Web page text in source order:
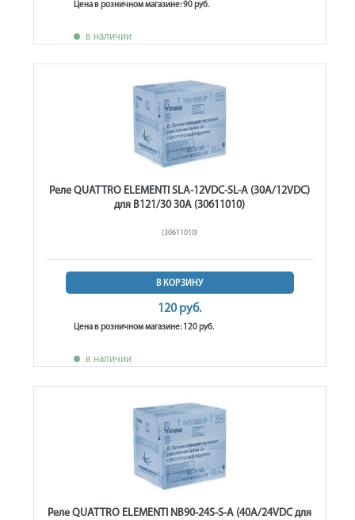
Цена в розничном магазине: 90 руб.
в наличии
Реле QUATTRO ELEMENTI SLA-12VDC-SL-A (30A/12VDC)
для B121/30 30A (30611010)
(30611010)
В КОРЗИНУ
120 руб.
Цена в розничном магазине: 120 руб.
в наличии
Реле QUATTRO ELEMENTI NB90-24S-S-A (40A/24VDC для